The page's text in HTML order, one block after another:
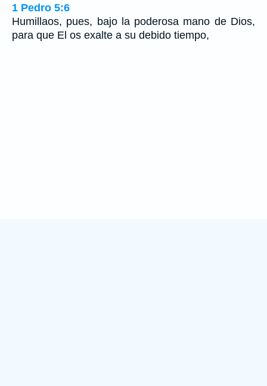
1 Pedro 5:6
Humillaos, pues, bajo la poderosa mano de Dios,
para que El os exalte a su debido tiempo,